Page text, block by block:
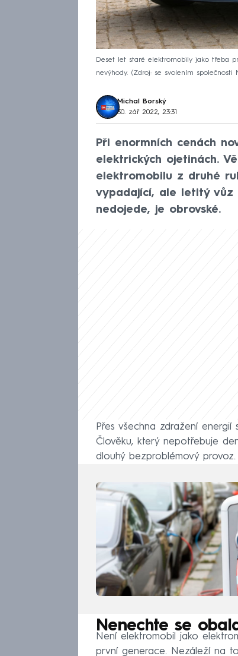
Deset let staré elektromobily jako třeba
nevýhody.
Zdroj: se svolením společnosti
Michal Borský
30. zář 2022, 23:31
Při enormních cenách
elektrických ojetinách.
elektromobilu z druhé
vypadající, ale letitý vůz
nedojede, je obrovské.
Přes všechna zdražení
Člověku, který nepotřebuje
dlouhý bezproblémový
Nenechte se
Není elektromobil jako
první generace. Nezáleží na